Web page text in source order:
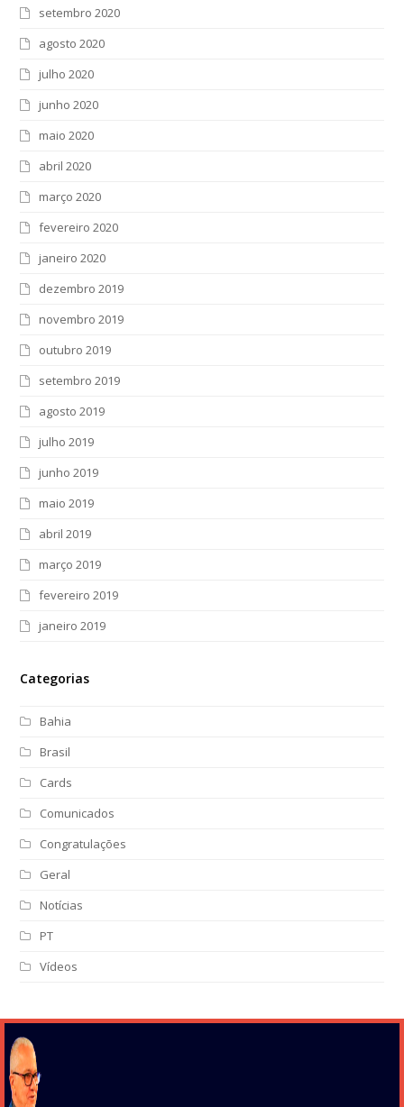
setembro 2020
agosto 2020
julho 2020
junho 2020
maio 2020
abril 2020
março 2020
fevereiro 2020
janeiro 2020
dezembro 2019
novembro 2019
outubro 2019
setembro 2019
agosto 2019
julho 2019
junho 2019
maio 2019
abril 2019
março 2019
fevereiro 2019
janeiro 2019
Categorias
Bahia
Brasil
Cards
Comunicados
Congratulações
Geral
Notícias
PT
Vídeos